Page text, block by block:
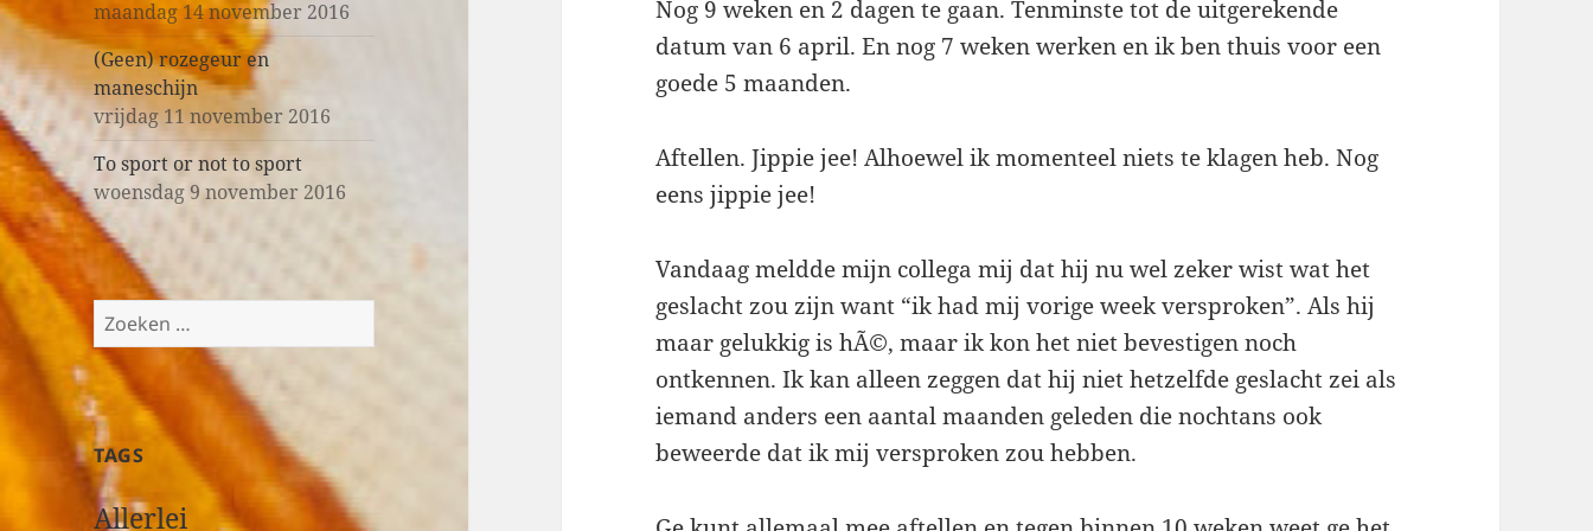
maandag 14 november 2016
(Geen) rozegeur en
maneschijn
vrijdag 11 november 2016
To sport or not to sport
woensdag 9 november 2016
Z
o
k
e
n
n
a
TAGS
Allerlei
Nog 9 weken en 2 dagen te gaan. Tenminste tot de uitgerekende
datum van 6 april. En nog 7 weken werken en ik ben thuis voor een
goede 5 maanden.
Aftellen. Jippie jee! Alhoewel ik momenteel niets te klagen heb. Nog
eens jippie jee!
Vandaag meldde mijn collega mij dat hij nu wel zeker wist wat het
geslacht zou zijn want “ik had mij vorige week versproken”. Als hij
maar gelukkig is hÃ©, maar ik kon het niet bevestigen noch
ontkennen. Ik kan alleen zeggen dat hij niet hetzelfde geslacht zei als
iemand anders een aantal maanden geleden die nochtans ook
beweerde dat ik mij versproken zou hebben.